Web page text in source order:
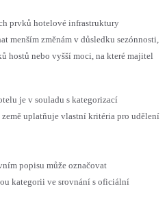
prvků hotelové infrastruktury
menším změnám v důsledku sezónnosti,
hostů nebo vyšší moci, na které majitel
je v souladu s kategorizací
uplatňuje vlastní kritéria pro udělení
popisu může označovat
kategorii ve srovnání s oficiální